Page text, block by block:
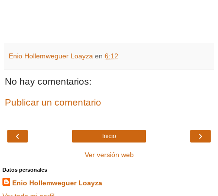
Enio Hollemweguer Loayza en 6:12
No hay comentarios:
Publicar un comentario
‹ ›
Inicio
Ver versión web
Datos personales
Enio Hollemweguer Loayza